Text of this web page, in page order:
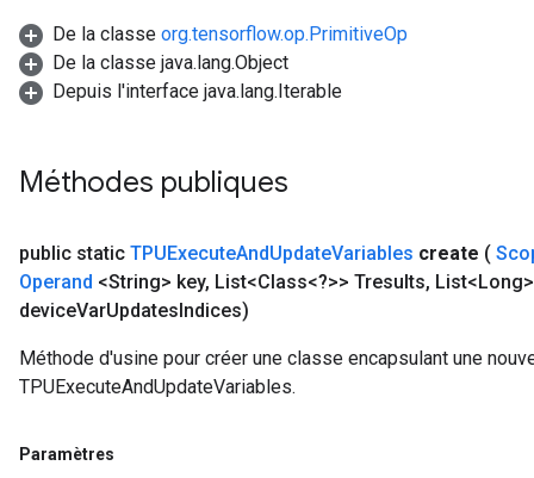
De la classe org.tensorflow.op.PrimitiveOp
De la classe java.lang.Object
Depuis l'interface java.lang.Iterable
Méthodes publiques
public static TPUExecuteAndUpdateVariables create (
Operand <String> key, List<Class<?>> Tresults,
deviceVarUpdatesIndices)
Méthode d'usine pour créer une classe encapsulant une
TPUExecuteAndUpdateVariables.
Paramètres